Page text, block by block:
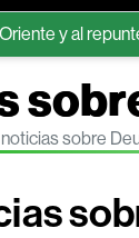
al repunte del
sobre